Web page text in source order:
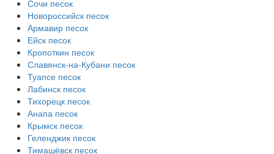
Сочи песок
Новороссийск песок
Армавир песок
Ейск песок
Кропоткин песок
Славянск-на-Кубани песок
Туапсе песок
Лабинск песок
Тихорецк песок
Анапа песок
Крымск песок
Геленджик песок
Тимашёвск песок